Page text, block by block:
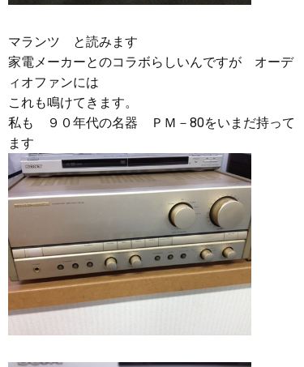
マランツ と読みます
家電メーカーとのコラボらしいんですが オーデ
ィオファンには
これも鳴けてきます。
私も ９０年代の名器 ＰＭ－80をいまだ持って
ます